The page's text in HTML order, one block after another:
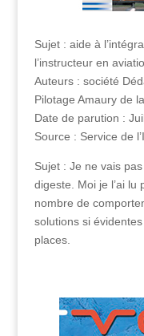
Sujet : aide à
l’instructeur en
Auteurs : société
Pilotage Amaury de
Date de parution :
Source : Service de
Sujet : Je ne vais
digeste. Moi je l’ai lu
nombre de
solutions si
places.